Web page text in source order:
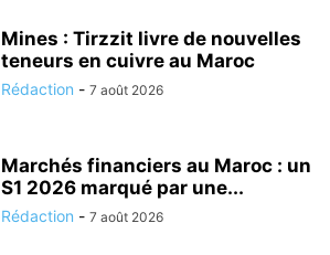
Mines : Tirzzit livre de nouvelles
teneurs en cuivre au Maroc
Rédaction - 7 août 2026
Marchés financiers au Maroc : un
S1 2026 marqué par une...
Rédaction - 7 août 2026